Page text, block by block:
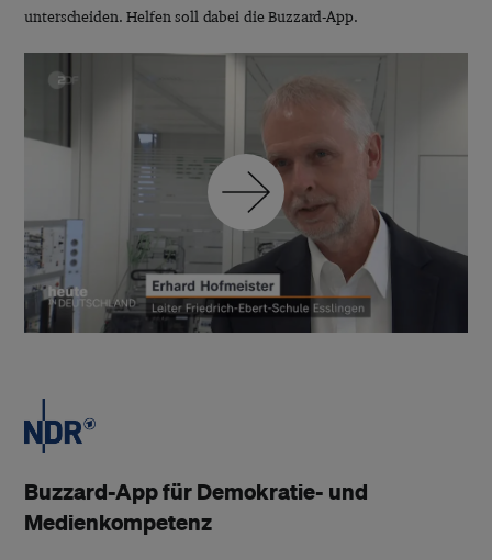
unterscheiden. Helfen soll dabei die Buzzard-App.
Buzzard-App für Demokratie- und
Medienkompetenz